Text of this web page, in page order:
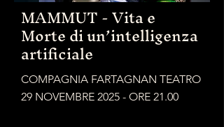
MAMMUT - Vita e
Morte di un’intelligenza
artificiale
COMPAGNIA FARTAGNAN TEATRO
29 NOVEMBRE 2025 - ORE 21.00